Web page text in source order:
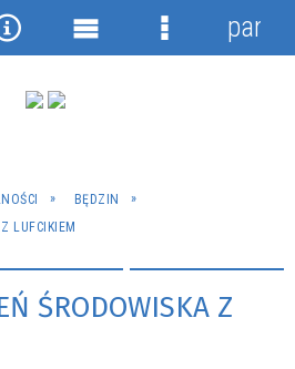
BĘDZIN
LUFCIKIEM
ŚRODOWISKA Z
Menu
Menu
panel